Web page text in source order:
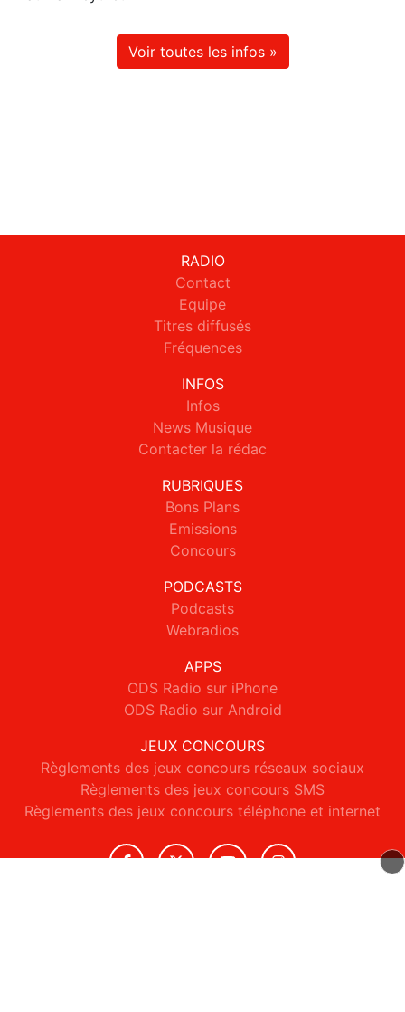
Voir toutes les infos »
RADIO
Contact
Equipe
Titres diffusés
Fréquences
INFOS
Infos
News Musique
Contacter la rédac
RUBRIQUES
Bons Plans
Emissions
Concours
PODCASTS
Podcasts
Webradios
APPS
ODS Radio sur iPhone
ODS Radio sur Android
JEUX CONCOURS
Règlements des jeux concours réseaux sociaux
Règlements des jeux concours SMS
Règlements des jeux concours téléphone et internet